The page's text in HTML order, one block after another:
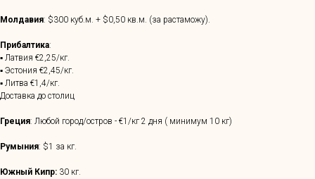
Молдавия: $300 куб.м. + $0,50 кв.м. (за растаможу).
Прибалтика:
▪ Латвия €2,25/кг.
▪ Эстония €2,45/кг.
▪ Литва €1,4/кг.
Доставка до столиц
Греция: Любой город/остров - €1/кг 2 дня ( минимум 10 кг)
Румыния: $1 за кг.
Южный Кипр: 30 кг.